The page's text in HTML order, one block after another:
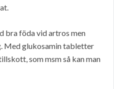
bra föda vid artros men
Med glukosamin tabletter
som msm så kan man